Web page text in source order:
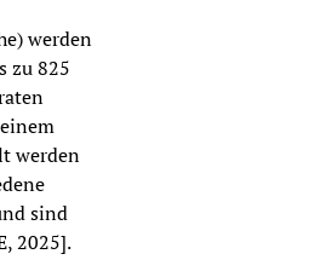
werden
zu 825
werden
sind
2025].